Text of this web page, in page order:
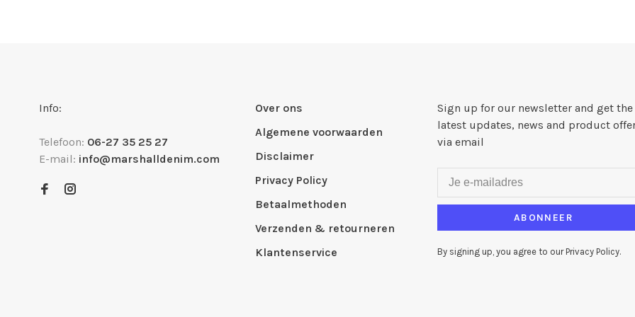
Info:
Telefoon: 06-27 35 25 27
E-mail: info@marshalldenim.com
Over ons
Algemene voorwaarden
Disclaimer
Privacy Policy
Betaalmethoden
Verzenden & retourneren
Klantenservice
Sign up for our newsletter and get the
latest updates, news and product
via email
ABONNEER
By signing up, you agree to our Privacy Policy.